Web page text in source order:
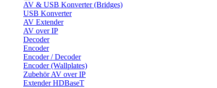
AV & USB Konverter (Bridges)
USB Konverter
AV Extender
AV over IP
Decoder
Encoder
Encoder / Decoder
Encoder (Wallplates)
Zubehör AV over IP
Extender HDBaseT